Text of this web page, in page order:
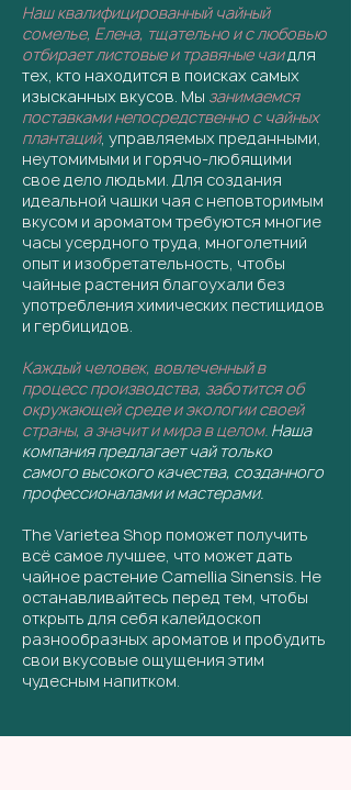
Наш квалифицированный чайный
сомелье, Елена, тщательно и с любовью
отбирает листовые и травяные чаидля
тех, кто находится в поисках самых
изысканных вкусов. Мы занимаемся
поставками непосредственно с чайных
плантаций, управляемых преданными,
неутомимыми и горячо-любящими
свое дело людьми. Для создания
идеальной чашки чая с неповторимым
вкусом и ароматом требуются многие
часы усердного труда, многолетний
опыт и изобретательность, чтобы
чайные растения благоухали без
употребления химических пестицидов
и гербицидов.
Каждый человек, вовлеченный в
процесс производства, заботится об
окружающей среде и экологии своей
страны, а значит и мира в целом. Наша
компания предлагает чай только
самого высокого качества, созданного
профессионалами и мастерами.
The Varietea Shop поможет получить
всё самое лучшее, что может дать
чайное растение Camellia Sinensis. Не
останавливайтесь перед тем, чтобы
открыть для себя калейдоскоп
разнообразных ароматов и пробудить
свои вкусовые ощущения этим
чудесным напитком.